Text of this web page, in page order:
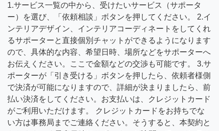
1.サービス一覧の中から、受けたいサービス（サポータ
ー）を選び、「依頼相談」ボタンを押してください。 2.イ
ンテリアデザイン、インテリアコーディネートをしてくれ
るサポーターと直接個別チャットができるようになります
ので、具体的な内容、希望日時、場所などをサポーターへ
お伝えください。ここで金額などの交渉も可能です。 3.サ
ポーターが「引き受ける」ボタンを押したら、依頼者様側
で決済が可能になりますので、詳細が決まりましたら、前
払い決済をしてください。お支払いは、クレジットカード
がご利用いただけます。 クレジットカードをお持ちでな
い方は事務局までご連絡ください。そうすると、本契約と